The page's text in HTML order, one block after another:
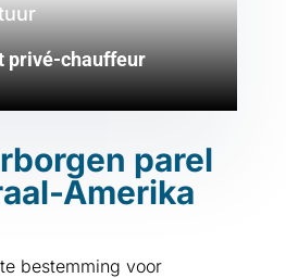
privé-chauffeur
parel
Amerika
bestemming voor